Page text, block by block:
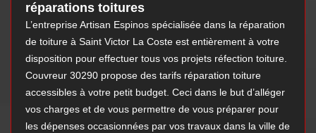
réparations toitures
L’entreprise Artisan Espinos spécialisée dans la réparation
de toiture à Saint Victor La Coste est entièrement à votre
disposition pour effectuer tous vos projets réfection toiture.
Couvreur 30290 propose des tarifs réparation toiture
accessibles à votre petit budget. Ceci dans le but d’alléger
vos charges et de vous permettre de vous préparer pour
les dépenses occasionnées par vos travaux dans la ville de